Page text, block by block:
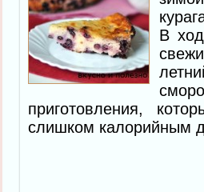
В
приготовления,
слишком калорийным